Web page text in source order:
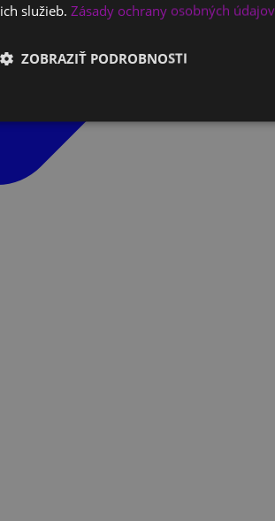
ich služieb. Zásady ochrany osobných údajov
ZOBRAZIŤ PODROBNOSTI